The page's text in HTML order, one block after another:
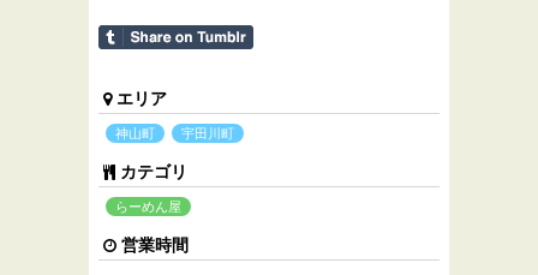
エリア
神山町 宇田川町
カテゴリ
らーめん屋
営業時間